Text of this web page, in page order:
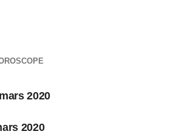
2020
2020